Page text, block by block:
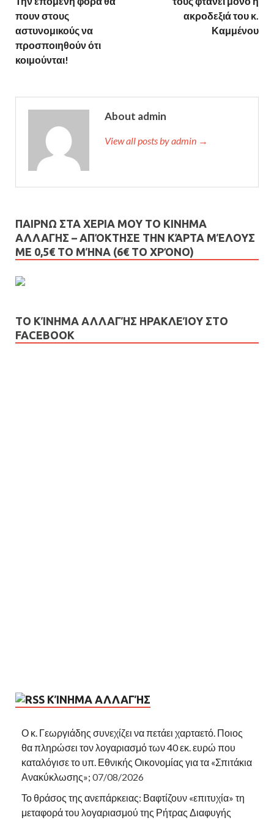
πουν στους
αστυνομικούς να
προσποιηθούν ότι
κοιμούνται!
ακροδεξιά του κ.
Καμμένου
About admin
View all posts by admin →
ΠΑΙΡΝΩ ΣΤΑ ΧΕΡΙΑ ΜΟΥ ΤΟ ΚΙΝΗΜΑ
ΑΛΛΑΓΗΣ – AΠΌΚΤΗΣΕ ΤΗΝ ΚΆΡΤΑ ΜΈΛΟΥΣ
ΜΕ 0,5€ ΤΟ ΜΉΝΑ (6€ ΤΟ ΧΡΌΝΟ)
ΤΟ ΚΊΝΗΜΑ ΑΛΛΑΓΉΣ ΗΡΑΚΛΕΊΟΥ ΣΤΟ
FACEBOOK
ΚΊΝΗΜΑ ΑΛΛΑΓΉΣ
Ο κ. Γεωργιάδης συνεχίζει να πετάει χαρταετό. Ποιος
θα πληρώσει τον λογαριασμό των 40 εκ. ευρώ που
καταλόγισε το υπ. Εθνικής Οικονομίας για τα «Σπιτάκια
Ανακύκλωσης»; 07/08/2026
Το θράσος της ανεπάρκειας: Βαφτίζουν «επιτυχία» τη
μεταφορά του λογαριασμού της Ρήτρας Διαφυγής